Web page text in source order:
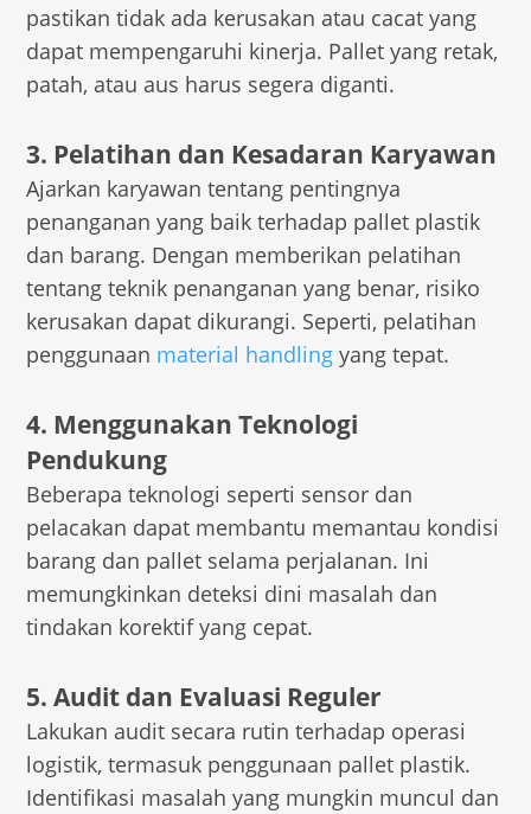
pastikan tidak ada kerusakan atau cacat yang
dapat mempengaruhi kinerja. Pallet yang retak,
patah, atau aus harus segera diganti.
3. Pelatihan dan Kesadaran Karyawan
Ajarkan karyawan tentang pentingnya
penanganan yang baik terhadap pallet plastik
dan barang. Dengan memberikan pelatihan
tentang teknik penanganan yang benar, risiko
kerusakan dapat dikurangi. Seperti, pelatihan
penggunaan material handling yang tepat.
4. Menggunakan Teknologi
Pendukung
Beberapa teknologi seperti sensor dan
pelacakan dapat membantu memantau kondisi
barang dan pallet selama perjalanan. Ini
memungkinkan deteksi dini masalah dan
tindakan korektif yang cepat.
5. Audit dan Evaluasi Reguler
Lakukan audit secara rutin terhadap operasi
logistik, termasuk penggunaan pallet plastik.
Identifikasi masalah yang mungkin muncul dan